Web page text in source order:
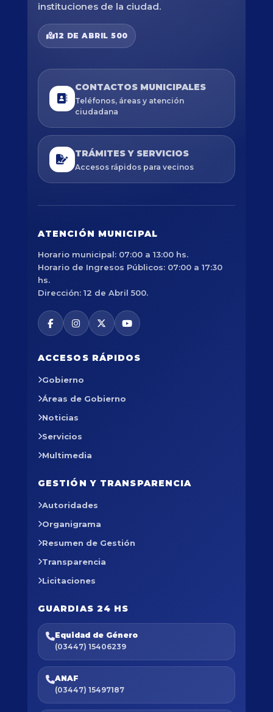
instituciones de la ciudad.
12 DE ABRIL 500
CONTACTOS MUNICIPALES
Teléfonos, áreas y atención
ciudadana
TRÁMITES Y SERVICIOS
Accesos rápidos para vecinos
ATENCIÓN MUNICIPAL
Horario municipal: 07:00 a 13:00 hs.
Horario de Ingresos Públicos: 07:00 a 17:30
hs.
Dirección: 12 de Abril 500.
ACCESOS RÁPIDOS
Gobierno
Áreas de Gobierno
Noticias
Servicios
Multimedia
GESTIÓN Y TRANSPARENCIA
Autoridades
Organigrama
Resumen de Gestión
Transparencia
Licitaciones
GUARDIAS 24 HS
Equidad de Género
(03447) 15406239
ANAF
(03447) 15497187